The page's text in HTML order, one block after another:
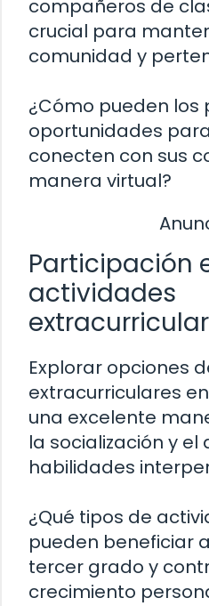
compañeros de
crucial para
comunidad y
¿Cómo pueden
oportunidades
conecten con sus
manera virtual?
Participación
actividades
Explorar opciones
extracurriculares
una excelente
la socialización y el
habilidades
¿Qué tipos de
pueden beneficiar
tercer grado y
crecimiento